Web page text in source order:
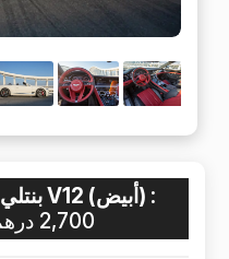
بنتلي كونتيننتال جي تي سي V12 (أبيض) :
2,700 درهم إماراتي / يوم